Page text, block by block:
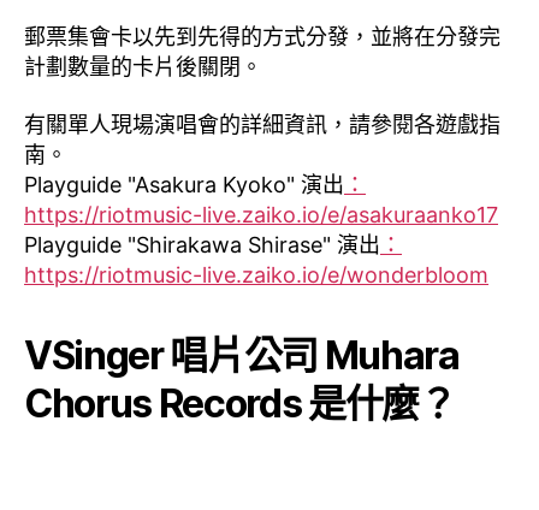
郵票集會卡以先到先得的方式分發，並將在分發完
計劃數量的卡片後關閉。
有關單人現場演唱會的詳細資訊，請參閱各遊戲指
南。
Playguide "Asakura Kyoko" 演出 ：
https://riotmusic-live.zaiko.io/e/asakuraanko17
Playguide "Shirakawa Shirase" 演出 ：
https://riotmusic-live.zaiko.io/e/wonderbloom
VSinger 唱片公司 Muhara
Chorus Records 是什麼？